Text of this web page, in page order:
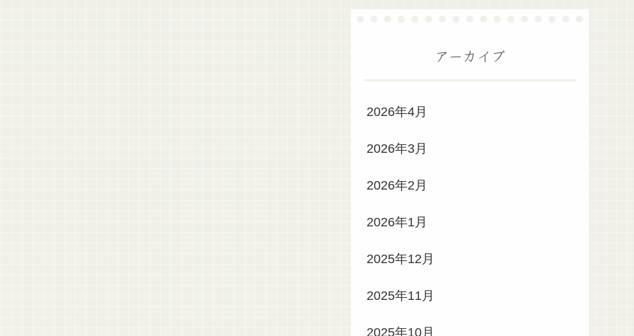
アーカイブ
2026年4月
2026年3月
2026年2月
2026年1月
2025年12月
2025年11月
2025年10月